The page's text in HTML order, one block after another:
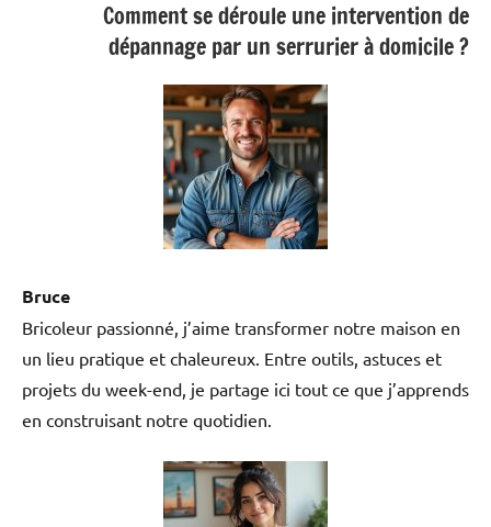
Comment se déroule une intervention de
dépannage par un serrurier à domicile ?
Bruce
Bricoleur passionné, j’aime transformer notre maison en
un lieu pratique et chaleureux. Entre outils, astuces et
projets du week-end, je partage ici tout ce que j’apprends
en construisant notre quotidien.